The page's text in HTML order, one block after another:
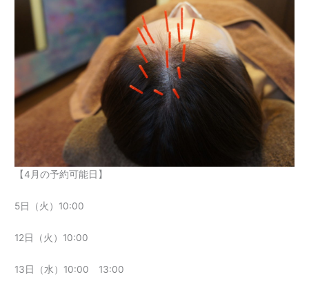
【4月の予約可能日】
5日（火）10:00
12日（火）10:00
13日（水）10:00 13:00